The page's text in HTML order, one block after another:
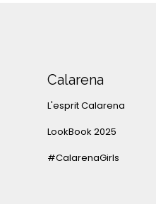
Calarena
L'esprit Calarena
LookBook 2025
#CalarenaGirls